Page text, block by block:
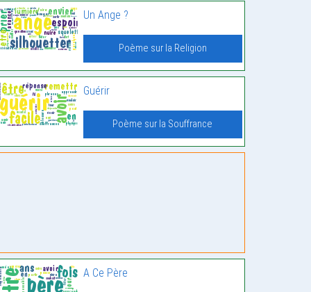
Un Ange ?
Poème sur la Religion
Guérir
Poème sur la Souffrance
A Ce Père